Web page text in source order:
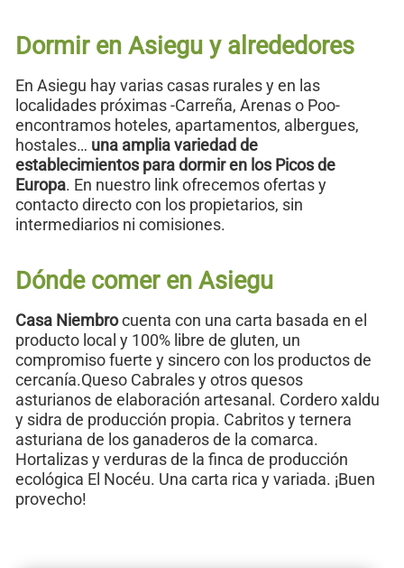
Dormir en Asiegu y alrededores
En Asiegu hay varias casas rurales y en las
localidades próximas -Carreña, Arenas o Poo-
encontramos hoteles, apartamentos, albergues,
hostales… una amplia variedad de
establecimientos para dormir en los Picos de
Europa. En nuestro link ofrecemos ofertas y
contacto directo con los propietarios, sin
intermediarios ni comisiones.
Dónde comer en Asiegu
Casa Niembrocuenta con una carta basada en el
producto local y 100% libre de gluten, un
compromiso fuerte y sincero con los productos de
cercanía.Queso Cabrales y otros quesos
asturianos de elaboración artesanal. Cordero xaldu
y sidra de producción propia. Cabritos y ternera
asturiana de los ganaderos de la comarca.
Hortalizas y verduras de la finca de producción
ecológica El Nocéu. Una carta rica y variada. ¡Buen
provecho!